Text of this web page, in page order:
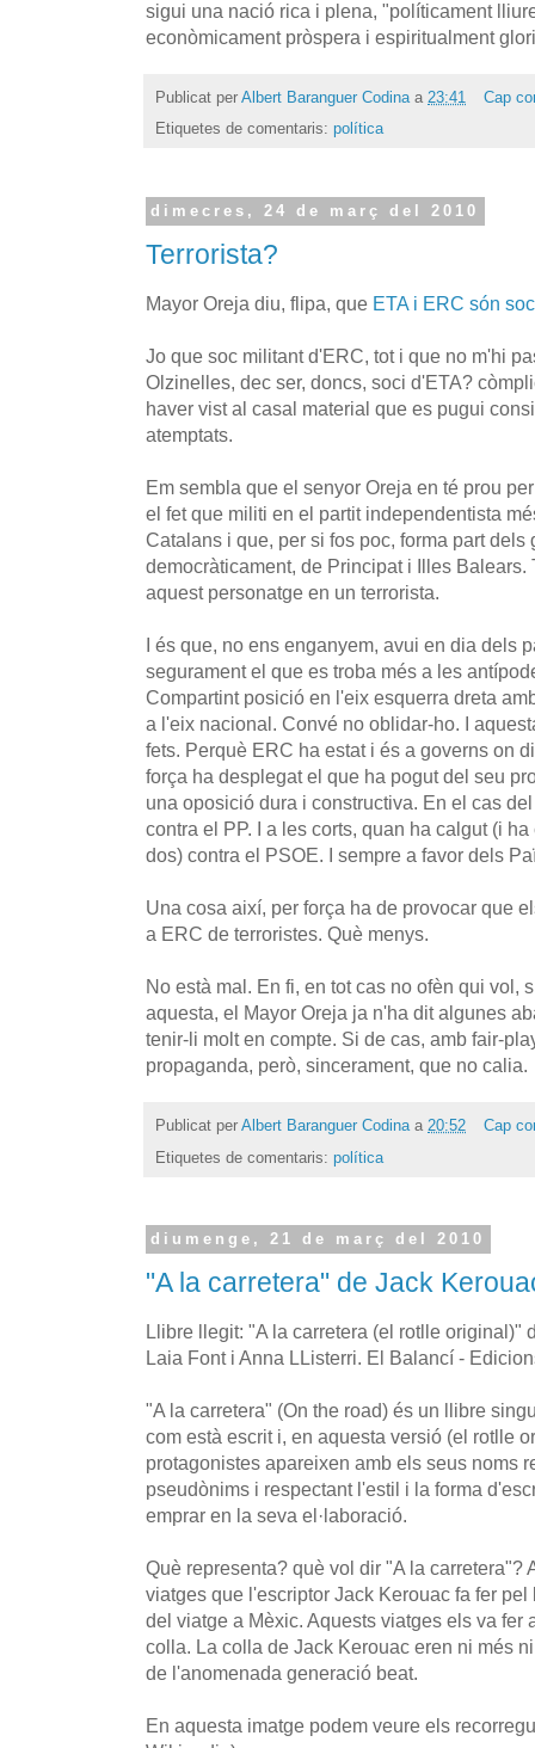
sigui una nació rica i plena, "políticament
econòmicament pròspera i espiritualment
Publicat per Albert Baranguer Codina a 23:41
Cap
Etiquetes de comentaris: política
dimecres, 24 de març del 2010
Terrorista?
Mayor Oreja diu, flipa, que ETA i ERC són
Jo que soc militant d'ERC, tot i que no m'hi
Olzinelles, dec ser, doncs, soci d'ETA?
haver vist al casal material que es pugui
atemptats.
Em sembla que el senyor Oreja en té prou
el fet que militi en el partit independentista
Catalans i que, per si fos poc, forma part dels
democràticament, de Principat i Illes Balears.
aquest personatge en un terrorista.
I és que, no ens enganyem, avui en dia dels
segurament el que es troba més a les
Compartint posició en l'eix esquerra dreta
a l'eix nacional. Convé no oblidar-ho. I
fets. Perquè ERC ha estat i és a governs on
força ha desplegat el que ha pogut del seu
una oposició dura i constructiva. En el cas
contra el PP. I a les corts, quan ha calgut (i
dos) contra el PSOE. I sempre a favor dels
Una cosa així, per força ha de provocar que
a ERC de terroristes. Què menys.
No està mal. En fi, en tot cas no ofèn qui vol,
aquesta, el Mayor Oreja ja n'ha dit algunes
tenir-li molt en compte. Si de cas, amb fair-
propaganda, però, sincerament, que no calia.
Publicat per Albert Baranguer Codina a 20:52
Cap
Etiquetes de comentaris: política
diumenge, 21 de març del 2010
"A la carretera" de Jack
Llibre llegit: "A la carretera (el rotlle original)"
Laia Font i Anna LListerri. El Balancí -
"A la carretera" (On the road) és un llibre
com està escrit i, en aquesta versió (el rotlle
protagonistes apareixen amb els seus noms
pseudònims i respectant l'estil i la forma
emprar en la seva el·laboració.
Què representa? què vol dir "A la carretera"?
viatges que l'escriptor Jack Kerouac fa fer
del viatge a Mèxic. Aquests viatges els va fer
colla. La colla de Jack Kerouac eren ni més
de l'anomenada generació beat.
En aquesta imatge podem veure els